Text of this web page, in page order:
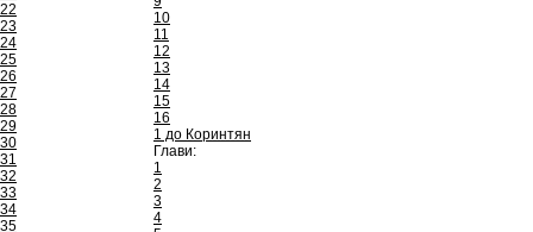
22
23
24
25
26
27
28
29
30
31
32
33
34
35
10
11
12
13
14
15
16
1 до Коринтян
Глави:
1
2
3
4